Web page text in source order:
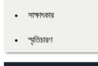
সাক্ষাৎকার
স্মৃতিচারণ